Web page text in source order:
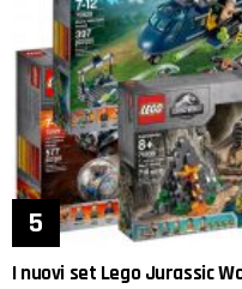
I nuovi set Lego Jurassic